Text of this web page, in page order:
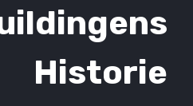
Historie